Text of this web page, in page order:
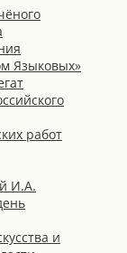
Языковых»
работ
И.А.
и